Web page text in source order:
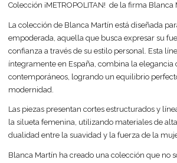
Colección ¡METROPOLITAN! de la firma Blanca
La colección de Blanca Martín está diseñada
empoderada, aquella que busca expresar su
confianza a través de su estilo personal. Esta
íntegramente en España, combina la elegancia
contemporáneos, logrando un equilibrio
modernidad.
Las piezas presentan cortes estructurados y
la silueta femenina, utilizando materiales de
dualidad entre la suavidad y la fuerza de la
Blanca Martín ha creado una colección que no